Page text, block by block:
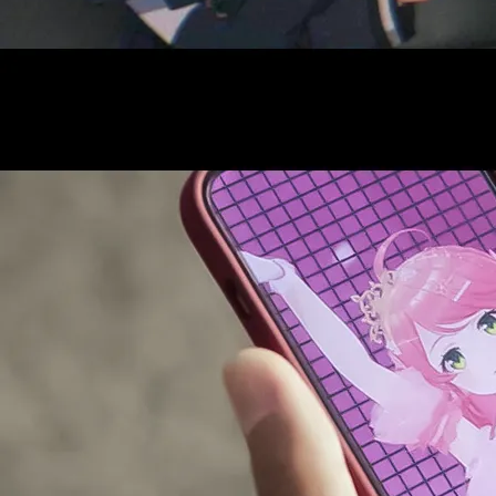
SUPPORT ADVERTISING
OFFICIAL SHOP
HOLODULE
プライバシーポリシー
未成年の方々へのお願い
二次創作ガイドライン